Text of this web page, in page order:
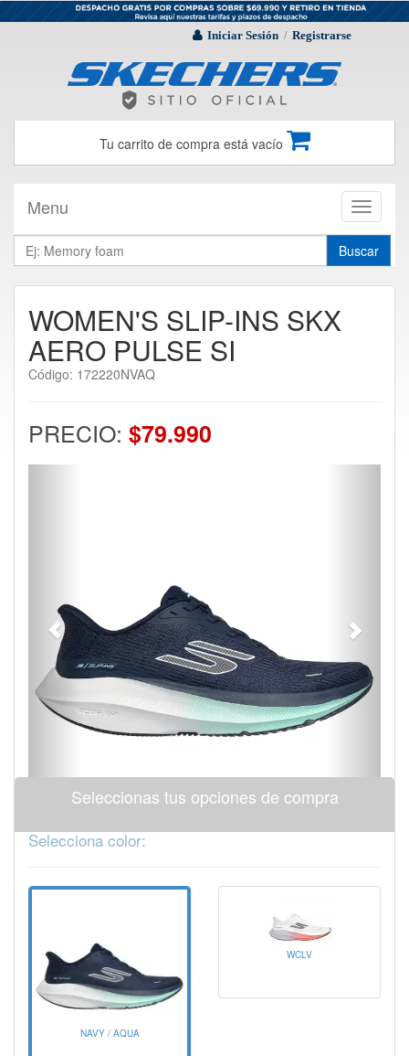
Iniciar Sesión / Registrarse
Tu carrito de compra está vacío
Toggle
Menu
Buscar
WOMEN'S SLIP-INS SKX
AERO PULSE SI
Código: 172220NVAQ
PRECIO: $79.990
Seleccionas tus opciones de compra
Selecciona color:
NAVY / AQUA
WCLV